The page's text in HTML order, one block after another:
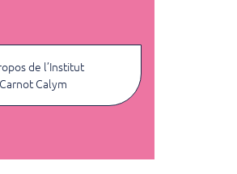
de l’Institut
Carnot Calym